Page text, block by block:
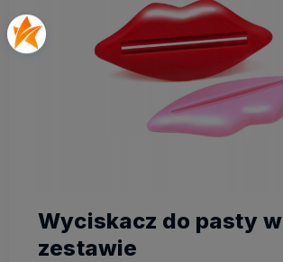
Wyciskacz do pasty w
zestawie